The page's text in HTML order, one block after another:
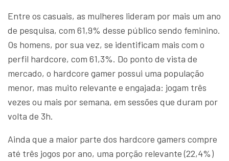
Entre os casuais, as mulheres lideram por mais um ano
de pesquisa, com 61,9% desse público sendo feminino.
Os homens, por sua vez, se identificam mais com o
perfil hardcore, com 61,3%. Do ponto de vista de
mercado, o hardcore gamer possui uma população
menor, mas muito relevante e engajada: jogam três
vezes ou mais por semana, em sessões que duram por
volta de 3h.
Ainda que a maior parte dos hardcore gamers compre
até três jogos por ano, uma porção relevante (22,4%)